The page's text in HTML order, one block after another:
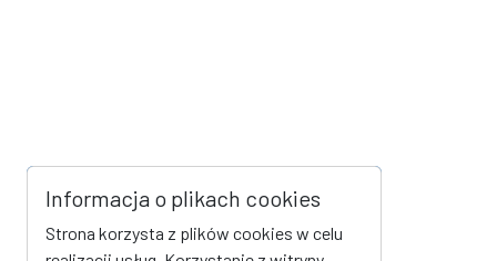
Informacja o plikach cookies
Strona korzysta z plików cookies w celu